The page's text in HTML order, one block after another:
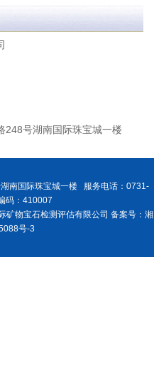
248号湖南国际珠宝城一楼
南国际珠宝城一楼 服务电话：0731-
码：410007
物宝石检测评估有限公司 备案号：湘
号-3